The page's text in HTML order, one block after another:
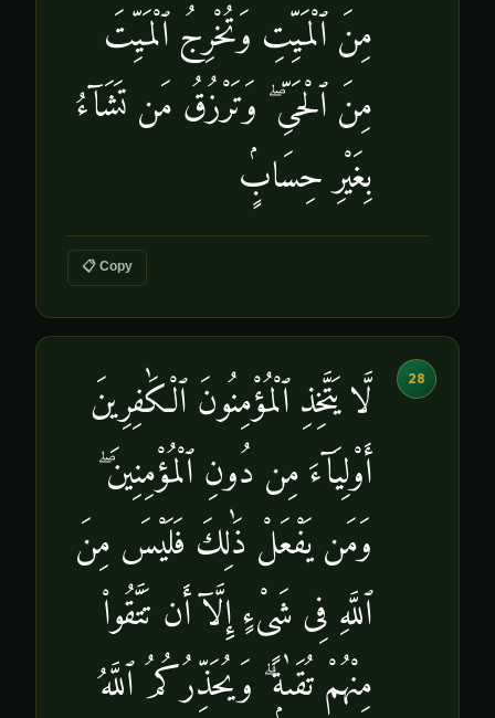
مِنَ ٱلْمَيِّتِ وَتُخْرِجُ ٱلْمَيِّتَ
مِنَ ٱلْحَىِّ ۖ وَتَرْزُقُ مَن تَشَآءُ
بِغَيْرِ حِسَابٍۢ
📋 Copy
28
لَّا يَتَّخِذِ ٱلْمُؤْمِنُونَ ٱلْكَٰفِرِينَ
أَوْلِيَآءَ مِن دُونِ ٱلْمُؤْمِنِينَ ۖ
وَمَن يَفْعَلْ ذَٰلِكَ فَلَيْسَ مِنَ
ٱللَّهِ فِى شَىْءٍ إِلَّآ أَن تَتَّقُوا۟
مِنْهُمْ تُقَىٰةًۭ ۗ وَيُحَذِّرُكُمُ ٱللَّهُ